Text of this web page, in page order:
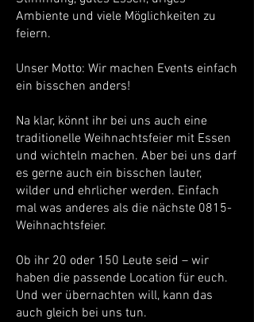
Ambiente und viele Möglichkeiten zu
feiern.
Unser Motto: Wir machen Events einfach
ein bisschen anders!
Na klar, könnt ihr bei uns auch eine
traditionelle Weihnachtsfeier mit Essen
und wichteln machen. Aber bei uns darf
es gerne auch ein bisschen lauter,
wilder und ehrlicher werden. Einfach
mal was anderes als die nächste 0815-
Weihnachtsfeier.
Ob ihr 20 oder 150 Leute seid – wir
haben die passende Location für euch.
Und wer übernachten will, kann das
auch gleich bei uns tun.